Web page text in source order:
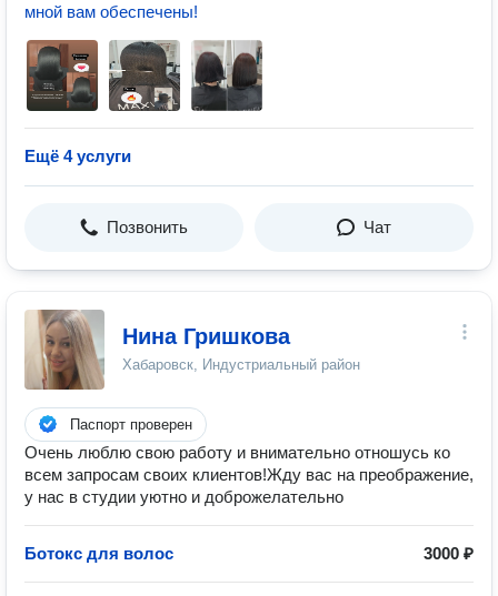
мной вам обеспечены!
Ещё 4 услуги
Позвонить Чат
Нина Гришкова
Хабаровск, Индустриальный район
Паспорт проверен
Очень люблю свою работу и внимательно отношусь ко
всем запросам своих клиентов!Жду вас на преображение,
у нас в студии уютно и доброжелательно
Ботокс для волос 3000 ₽